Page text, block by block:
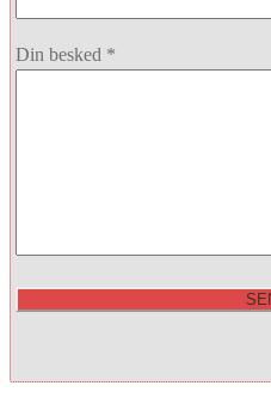
Din besked *